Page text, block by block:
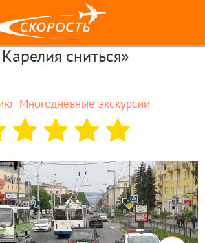
сниться»
Многодневные экскурсии